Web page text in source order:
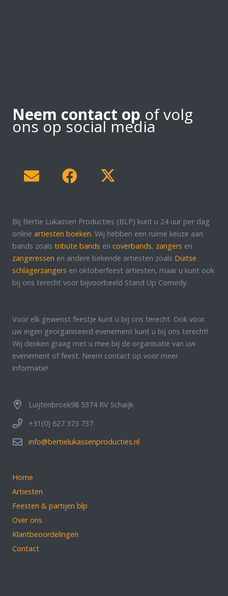
Neem contact op of volg
ons op social media
Bij Bertie Lukassen Producties (BLP) kunt u 24 uur per dag
online artiesten boeken. Wij hebben een ruime keuze aan
bands zoals tribute bands en coverbands, zangers en
zangeressen en andere bekende artiesten zoals Duitse
schlagerzangers en oktoberfeest artiesten, maar u kunt ook
bij ons terecht voor bijvoorbeeld Stand Up Comedy.
Voor elk gewenst feestje kunt u bij ons terecht. Ook voor
uw eigen georganiseerd evenement kunt u bij ons terecht!
Wij denken graag met u mee bij de organisatie van uw
evenement of feest. Neem contact op voor meer
informatie!
Luijtenbroek98 5374 RV Schaijk
+31(0) 627 373 737
info@bertielukassenproducties.nl
Home
Artiesten
Feesten & partijen blp
Over ons
Klantbeoordelingen
Contact